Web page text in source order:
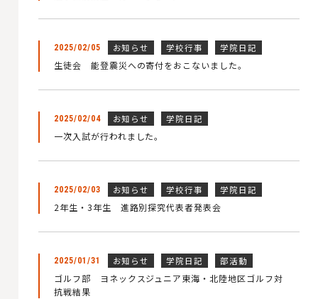
2025/02/05 お知らせ 学校行事 学院日記
生徒会 能登震災への寄付をおこないました。
2025/02/04 お知らせ 学院日記
一次入試が行われました。
2025/02/03 お知らせ 学校行事 学院日記
2年生・3年生 進路別探究代表者発表会
2025/01/31 お知らせ 学院日記 部活動
ゴルフ部 ヨネックスジュニア東海・北陸地区ゴルフ対
抗戦結果